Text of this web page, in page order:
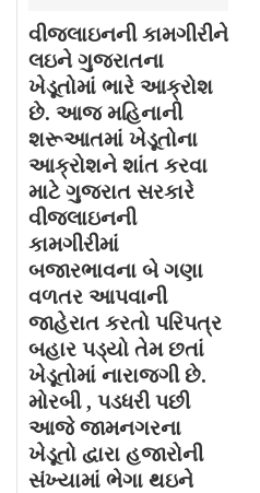
વીજલાઇનની કામગીરીને
લઇને ગુજરાતના
ખેડૂતોમાં ભારે આક્રોશ
છે. આજ મહિનાની
શરૂઆતમાં ખેડૂતોના
આક્રોશને શાંત કરવા
માટે ગુજરાત સરકારે
વીજલાઇનની
કામગીરીમાં
બજારભાવના બે ગણા
વળતર આપવાની
જાહેરાત કરતો પરિપત્ર
બહાર પડ્યો તેમ છતાં
ખેડૂતોમાં નારાજગી છે.
મોરબી , પડધરી પછી
આજે જામનગરના
ખેડૂતો દ્વારા હજારોની
સંખ્યામાં ભેગા થઇને